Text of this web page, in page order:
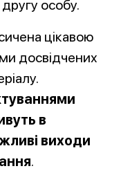
особу.
цікавою
досвідчених
в
виходи
.